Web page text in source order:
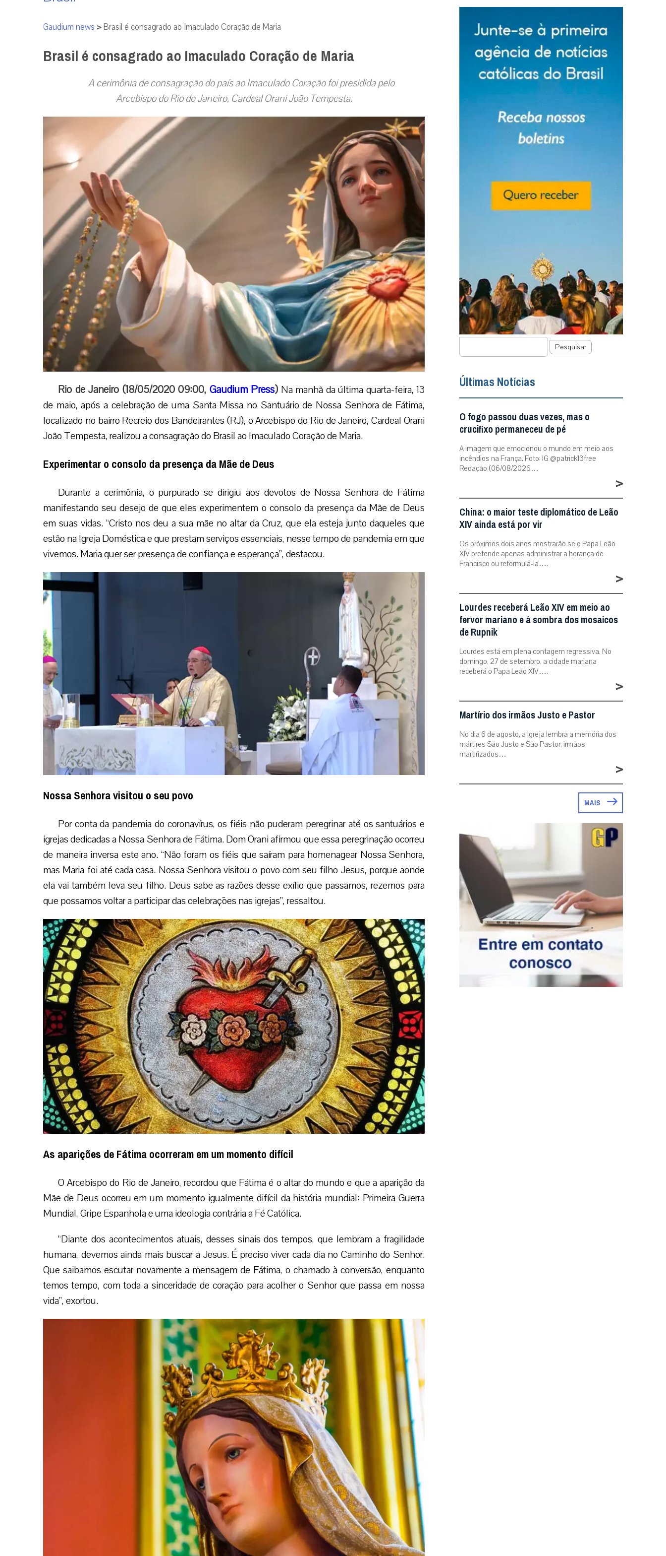
Gaudium news >Brasil é consagrado ao Imaculado Coração de Maria
Brasil é consagrado ao Imaculado Coração de Maria
A cerimônia de consagração do país ao Imaculado Coração foi presidida pelo
Arcebispo do Rio de Janeiro, Cardeal Orani João Tempesta.
Rio de Janeiro (18/05/2020 09:00, Gaudium Press) Na manhã da última quarta-feira, 13
de maio, após a celebração de uma Santa Missa no Santuário de Nossa Senhora de Fátima,
localizado no bairro Recreio dos Bandeirantes (RJ), o Arcebispo do Rio de Janeiro, Cardeal Orani
João Tempesta, realizou a consagração do Brasil ao Imaculado Coração de Maria.
Experimentar o consolo da presença da Mãe de Deus
Durante a cerimônia, o purpurado se dirigiu aos devotos de Nossa Senhora de Fátima
manifestando seu desejo de que eles experimentem o consolo da presença da Mãe de Deus
em suas vidas. “Cristo nos deu a sua mãe no altar da Cruz, que ela esteja junto daqueles que
estão na Igreja Doméstica e que prestam serviços essenciais, nesse tempo de pandemia em que
vivemos. Maria quer ser presença de confiança e esperança”, destacou.
Nossa Senhora visitou o seu povo
Por conta da pandemia do coronavírus, os fiéis não puderam peregrinar até os santuários e
igrejas dedicadas a Nossa Senhora de Fátima. Dom Orani afirmou que essa peregrinação ocorreu
de maneira inversa este ano. “Não foram os fiéis que saíram para homenagear Nossa Senhora,
mas Maria foi até cada casa. Nossa Senhora visitou o povo com seu filho Jesus, porque aonde
ela vai também leva seu filho. Deus sabe as razões desse exílio que passamos, rezemos para
que possamos voltar a participar das celebrações nas igrejas”, ressaltou.
As aparições de Fátima ocorreram em um momento difícil
O Arcebispo do Rio de Janeiro, recordou que Fátima é o altar do mundo e que a aparição da
Mãe de Deus ocorreu em um momento igualmente difícil da história mundial: Primeira Guerra
Mundial, Gripe Espanhola e uma ideologia contrária a Fé Católica.
“Diante dos acontecimentos atuais, desses sinais dos tempos, que lembram a fragilidade
humana, devemos ainda mais buscar a Jesus. É preciso viver cada dia no Caminho do Senhor.
Que saibamos escutar novamente a mensagem de Fátima, o chamado à conversão, enquanto
temos tempo, com toda a sinceridade de coração para acolher o Senhor que passa em nossa
vida”, exortou.
Pesquisar
Últimas Notícias
O fogo passou duas vezes, mas o
crucifixo permaneceu de pé
A imagem que emocionou o mundo em meio aos
incêndios na França. Foto: IG @patrick13free
Redação (06/08/2026…
>
China: o maior teste diplomático de Leão
XIV ainda está por vir
Os próximos dois anos mostrarão se o Papa Leão
XIV pretende apenas administrar a herança de
Francisco ou reformulá-la….
>
Lourdes receberá Leão XIV em meio ao
fervor mariano e à sombra dos mosaicos
de Rupnik
Lourdes está em plena contagem regressiva. No
domingo, 27 de setembro, a cidade mariana
receberá o Papa Leão XIV….
>
Martírio dos irmãos Justo e Pastor
No dia 6 de agosto, a Igreja lembra a memória dos
mártires São Justo e São Pastor, irmãos
martirizados…
>
MAIS